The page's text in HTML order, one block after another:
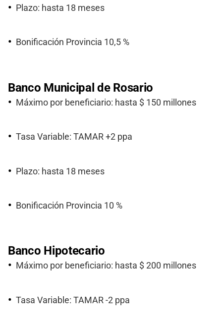
Plazo: hasta 18 meses
Bonificación Provincia 10,5 %
Banco Municipal de Rosario
Máximo por beneficiario: hasta $ 150 millones
Tasa Variable: TAMAR +2 ppa
Plazo: hasta 18 meses
Bonificación Provincia 10 %
Banco Hipotecario
Máximo por beneficiario: hasta $ 200 millones
Tasa Variable: TAMAR -2 ppa